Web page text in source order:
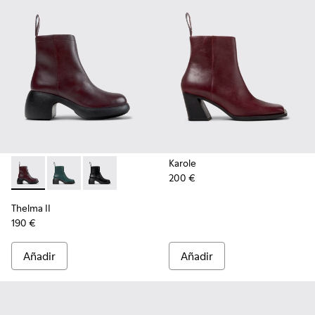
Thelma II - K400784-004 - Burgundy
Thelma II - K400784-002
Thelma II - K400784-001
Thelma II
190 €
Añadir
Karole
200 €
Añadir